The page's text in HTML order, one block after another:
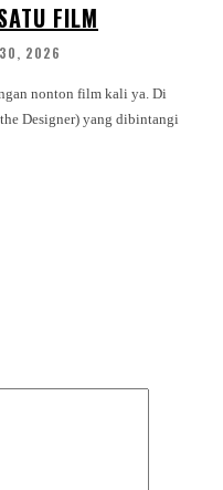
FILM
30, 2026
nonton film kali ya. Di
Designer) yang dibintangi